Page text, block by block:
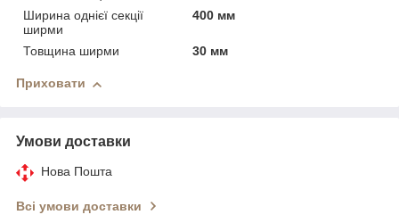
Ширина однієї секції
ширми
400 мм
Товщина ширми 30 мм
Приховати
Умови доставки
Нова Пошта
Всі умови доставки